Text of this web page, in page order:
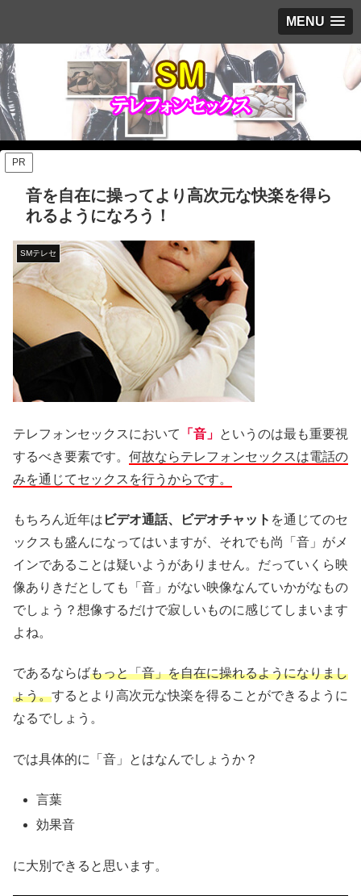
MENU
PR
音を自在に操ってより高次元な快楽を得ら
れるようになろう！
SMテレセ
テレフォンセックスにおいて 「音」 というのは最も重要視
するべき要素です。 何故ならテレフォンセックスは電話の
みを通じてセックスを行うからです。
もちろん近年は ビデオ通話、ビデオチャット を通じてのセ
ックスも盛んになってはいますが、それでも尚「音」がメ
インであることは疑いようがありません。だっていくら映
像ありきだとしても「音」がない映像なんていかがなもの
でしょう？想像するだけで寂しいものに感じてしまいます
よね。
であるならばもっと「音」を自在に操れるようになりまし
ょう。するとより高次元な快楽を得ることができるように
なるでしょう。
では具体的に「音」とはなんでしょうか？
言葉
効果音
に大別できると思います。